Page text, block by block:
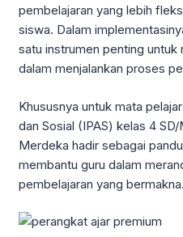
pembelajaran yang lebih
siswa. Dalam
satu instrumen penting
dalam menjalankan proses
Khususnya untuk mata
dan Sosial (IPAS) kelas 4
Merdeka hadir sebagai
membantu guru dalam
pembelajaran yang bermakna.